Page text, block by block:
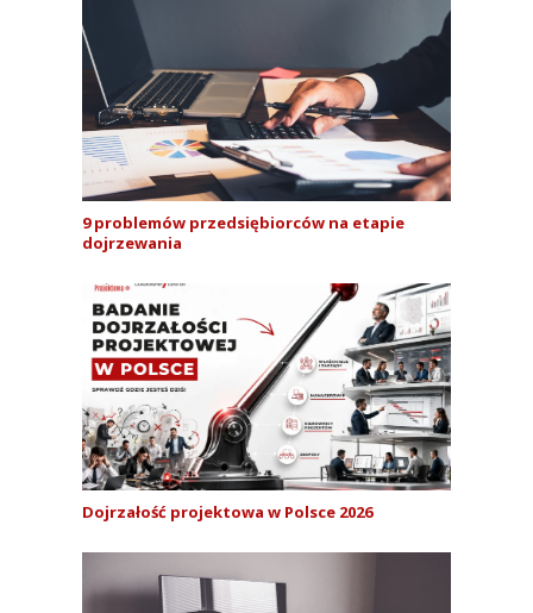
9 problemów przedsiębiorców na etapie
dojrzewania
Dojrzałość projektowa w Polsce 2026